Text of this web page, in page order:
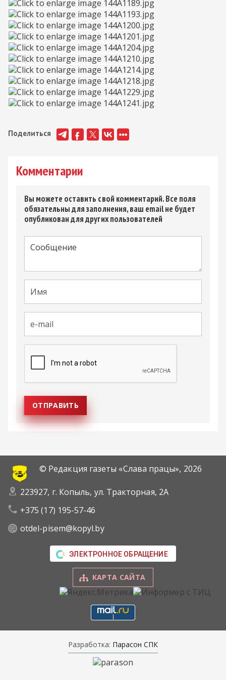
Поделиться
Комментарии
Вы можете оставить свой комментарий. Все поля
обязательны для заполнения, ваш email не будет
опубликован для других пользователей
© Редакция газеты «Слава працы», 2026
223927, г. Копыль, ул. Тракторная, 2А
+375 (17) 195-57-46
otdel-pisem@kopyl.by
ЭЛЕКТРОННОЕ ОБРАЩЕНИЕ
КАРТА САЙТА
Разработка: Парасон СПК